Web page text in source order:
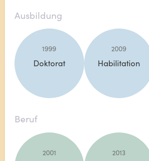
Ausbildung
1999
Doktorat
2009
Habilitation
Beruf
2001 2013